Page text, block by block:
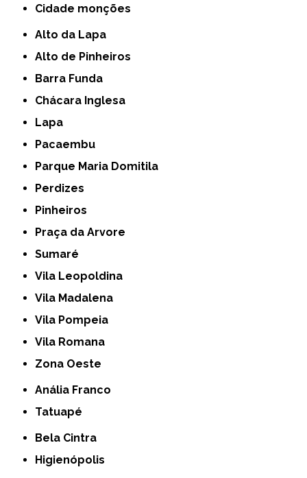
cidade monções
Alto da Lapa
Alto de Pinheiros
Barra Funda
Chácara Inglesa
Lapa
Pacaembu
Parque Maria Domitila
Perdizes
Pinheiros
Praça da Arvore
Sumaré
Vila Leopoldina
Vila Madalena
Vila Pompeia
Vila Romana
Zona Oeste
Anália Franco
Tatuapé
Bela Cintra
Higienópolis